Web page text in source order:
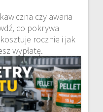
czy awaria
co pokrywa
rocznie i jak
wypłatę.